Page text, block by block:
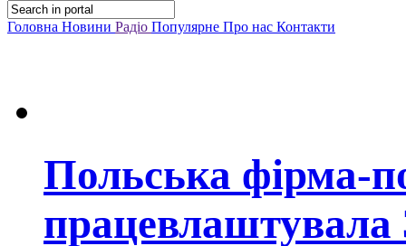
Головна Новини Радіо Популярне Про нас Контакти
Польська фірма-
працевлаштувала